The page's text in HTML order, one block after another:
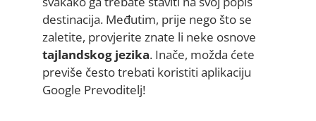
destinacija. Međutim, prije nego što se
zaletite, provjerite znate li neke osnove
tajlandskog jezika. Inače, možda ćete
previše često trebati koristiti aplikaciju
Google Prevoditelj!